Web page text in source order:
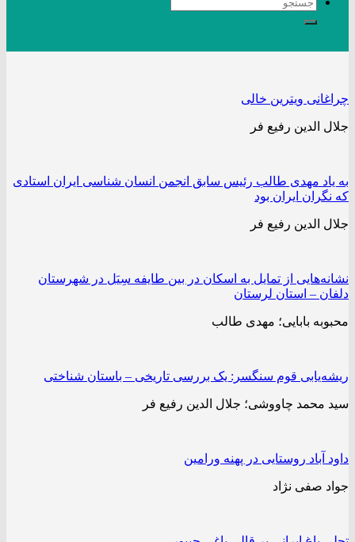
چراغانی ویترین خالی
جلال الدین رفیع فر
به یاد مهدی طالب رئیس سابق انجمن انسان شناسی ایران استادی
که نگران ایران بود
جلال الدین رفیع فر
نشانه‌هایی از تمایل به اسکان در بین طایفه سِیَل در شهرستان
دلفان – استان لرستان
محبوبه بابایی؛ مهدی طالب
ریشه‌یابی قوم سنگسر: یک بررسی تاریخی – باستان شناختی
سید محمد چاووشی؛ جلال الدین رفیع فر
داود آباد روستایی در پهنه ورامین
جواد صفی نژاد